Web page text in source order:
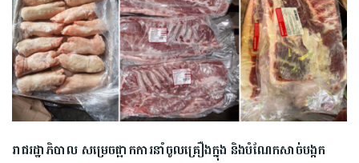
រាជរដ្ឋាភិបាល សម្រេចផ្អាកការនាំចូលគ្រឿងក្នុង និងបំណែកសាច់បង្កក